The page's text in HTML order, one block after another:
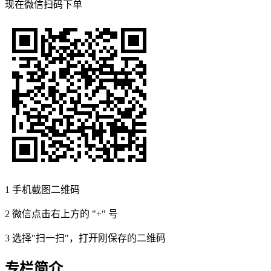
现在微信扫码下单
1 手机截图二维码
2 微信点击右上方的 "+" 号
3 选择"扫一扫"，打开刚保存的二维码